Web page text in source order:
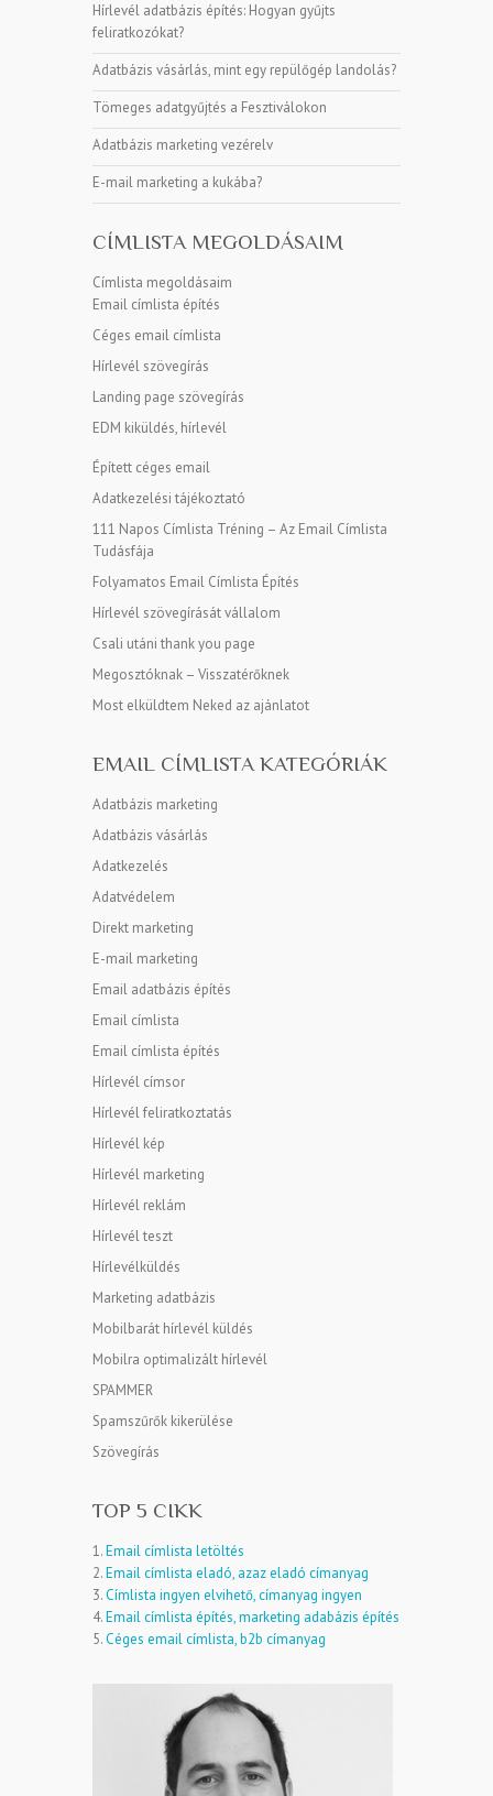
Hírlevél adatbázis építés: Hogyan gyűjts
feliratkozókat?
Adatbázis vásárlás, mint egy repülőgép landolás?
Tömeges adatgyűjtés a Fesztiválokon
Adatbázis marketing vezérelv
E-mail marketing a kukába?
CÍMLISTA MEGOLDÁSAIM
Címlista megoldásaim
Email címlista építés
Céges email címlista
Hírlevél szövegírás
Landing page szövegírás
EDM kiküldés, hírlevél
Épített céges email
Adatkezelési tájékoztató
111 Napos Címlista Tréning – Az Email Címlista
Tudásfája
Folyamatos Email Címlista Építés
Hírlevél szövegírását vállalom
Csali utáni thank you page
Megosztóknak – Visszatérőknek
Most elküldtem Neked az ajánlatot
EMAIL CÍMLISTA KATEGÓRIÁK
Adatbázis marketing
Adatbázis vásárlás
Adatkezelés
Adatvédelem
Direkt marketing
E-mail marketing
Email adatbázis építés
Email címlista
Email címlista építés
Hírlevél címsor
Hírlevél feliratkoztatás
Hírlevél kép
Hírlevél marketing
Hírlevél reklám
Hírlevél teszt
Hírlevélküldés
Marketing adatbázis
Mobilbarát hírlevél küldés
Mobilra optimalizált hírlevél
SPAMMER
Spamszűrők kikerülése
Szövegírás
TOP 5 CIKK
1.Email címlista letöltés
2.Email címlista eladó, azaz eladó címanyag
3.Címlista ingyen elvihető, címanyag ingyen
4.Email címlista építés, marketing adabázis építés
5.Céges email címlista, b2b címanyag